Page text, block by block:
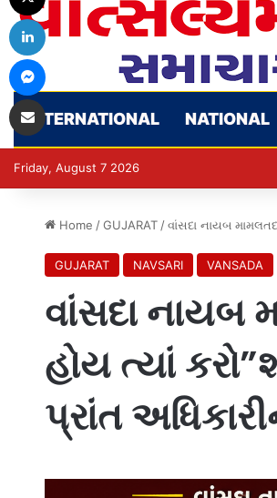
INTERNATIONAL NATIONAL
Friday, August 7 2026
Home / GUJARAT / વાંસદા નાયબ
GUJARAT NAVSARI VANSADA
વાંસદા નાયબ
હોય ત્યાં
પ્રાંત
LinkedIn